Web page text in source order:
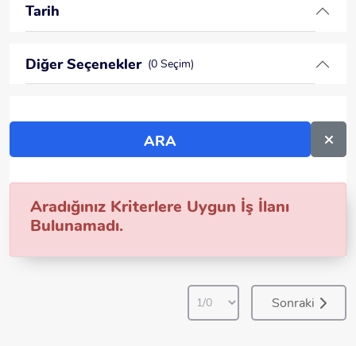
Tarih
Diğer Seçenekler (0 Seçim)
Aradığınız Kriterlere Uygun İş İlanı
Bulunamadı.
Sonraki